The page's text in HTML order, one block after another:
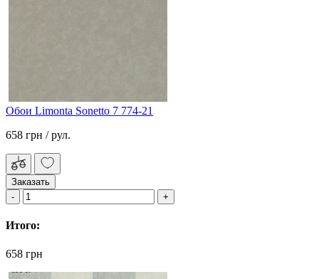
Обои Limonta Sonetto 7 774-21
658 грн / рул.
Заказать
Итого:
658 грн